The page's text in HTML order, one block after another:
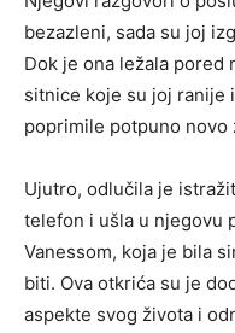
bezazleni, sada su joj
Dok je ona ležala pored
sitnice koje su joj ranije
poprimile potpuno novo
Ujutro, odlučila je
telefon i ušla u njegovu
Vanessom, koja je bila
biti. Ova otkrića su je
aspekte svog života i